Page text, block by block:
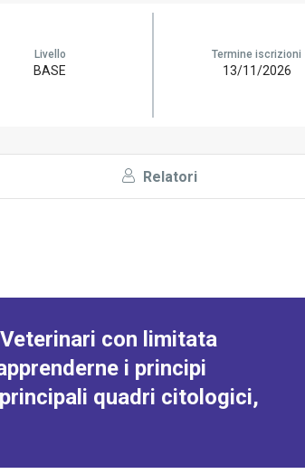
Livello
BASE
Termine iscrizioni
13/11/2026
Relatori
con limitata
i principi
quadri citologici,